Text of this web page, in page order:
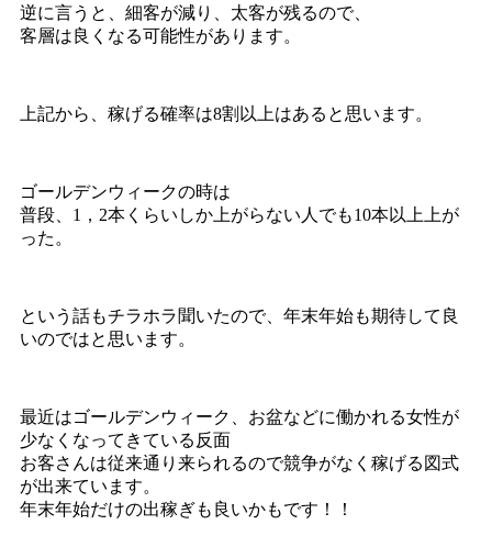
逆に言うと、細客が減り、太客が残るので、
客層は良くなる可能性があります。
上記から、稼げる確率は8割以上はあると思います。
ゴールデンウィークの時は
普段、1，2本くらいしか上がらない人でも10本以上上が
った。
という話もチラホラ聞いたので、年末年始も期待して良
いのではと思います。
最近はゴールデンウィーク、お盆などに働かれる女性が
少なくなってきている反面
お客さんは従来通り来られるので競争がなく稼げる図式
が出来ています。
年末年始だけの出稼ぎも良いかもです！！